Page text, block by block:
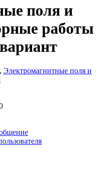
поля и
работы
, Электромагнитные поля и